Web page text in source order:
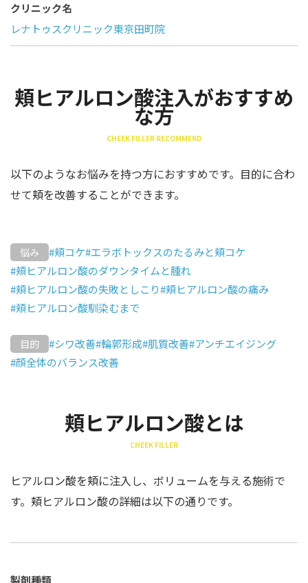
クリニック名
レナトゥスクリニック東京田町院
頬ヒアルロン酸注入がおすすめ
な方
CHEEK FILLER RECOMMEND
以下のようなお悩みを持つ方におすすめです。目的に合わ
せて頬を改善することができます。
悩み #頬コケ#エラボトックスのたるみと頬コケ
#頬ヒアルロン酸のダウンタイムと腫れ
#頬ヒアルロン酸の失敗としこり#頬ヒアルロン酸の痛み
#頬ヒアルロン酸馴染むまで
目的 #シワ改善#輪郭形成#肌質改善#アンチエイジング
#顔全体のバランス改善
頬ヒアルロン酸とは
CHEEK FILLER
ヒアルロン酸を頬に注入し、ボリュームを与える施術で
す。頬ヒアルロン酸の詳細は以下の通りです。
製剤種類